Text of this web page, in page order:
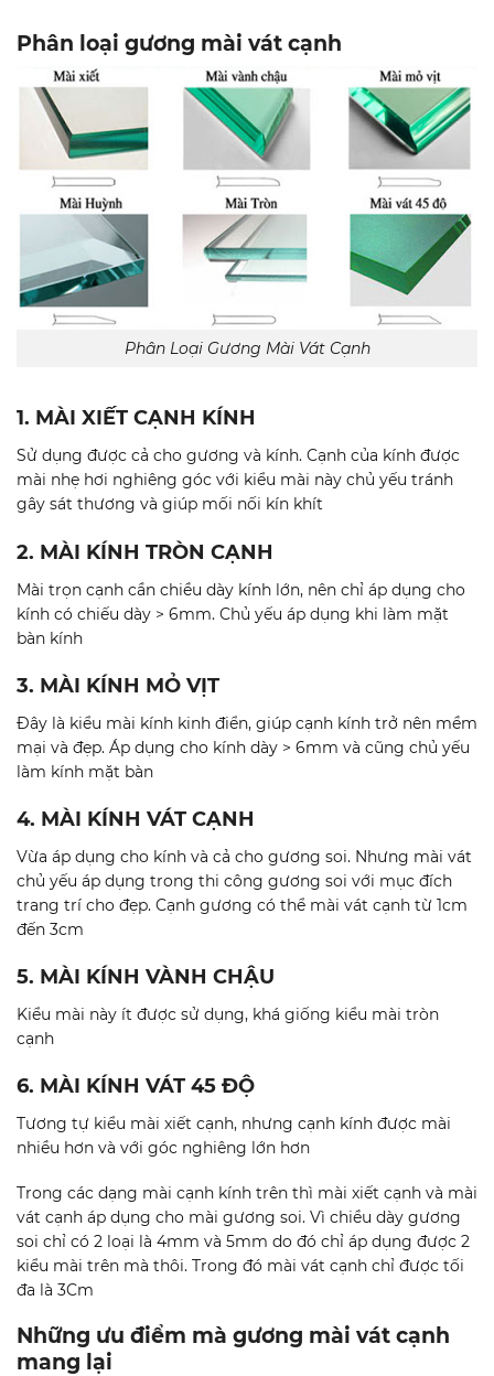
Phân loại gương mài vát cạnh
Phân Loại Gương Mài Vát Cạnh
1. MÀI XIẾT CẠNH KÍNH
Sử dụng được cả cho gương và kính. Cạnh của kính được
mài nhẹ hơi nghiêng góc với kiểu mài này chủ yếu tránh
gây sát thương và giúp mối nối kín khít
2. MÀI KÍNH TRÒN CẠNH
Mài trọn cạnh cần chiều dày kính lớn, nên chỉ áp dụng cho
kính có chiếu dày > 6mm. Chủ yếu áp dụng khi làm mặt
bàn kính
3. MÀI KÍNH MỎ VỊT
Đây là kiểu mài kính kinh điển, giúp cạnh kính trở nên mềm
mại và đẹp. Áp dụng cho kính dày > 6mm và cũng chủ yếu
làm kính mặt bàn
4. MÀI KÍNH VÁT CẠNH
Vừa áp dụng cho kính và cả cho gương soi. Nhưng mài vát
chủ yếu áp dụng trong thi công gương soi với mục đích
trang trí cho đẹp. Cạnh gương có thể mài vát cạnh từ 1cm
đến 3cm
5. MÀI KÍNH VÀNH CHẬU
Kiểu mài này ít được sử dụng, khá giống kiểu mài tròn
cạnh
6. MÀI KÍNH VÁT 45 ĐỘ
Tương tự kiểu mài xiết cạnh, nhưng cạnh kính được mài
nhiều hơn và với góc nghiêng lớn hơn
Trong các dạng mài cạnh kính trên thì mài xiết cạnh và mài
vát cạnh áp dụng cho mài gương soi. Vì chiều dày gương
soi chỉ có 2 loại là 4mm và 5mm do đó chỉ áp dụng được 2
kiểu mài trên mà thôi. Trong đó mài vát cạnh chỉ được tối
đa là 3Cm
Những ưu điểm mà gương mài vát cạnh
mang lại